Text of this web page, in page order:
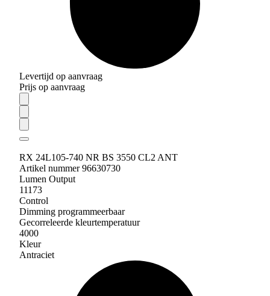
Levertijd op aanvraag
Prijs op aanvraag
RX 24L105-740 NR BS 3550 CL2 ANT
Artikel nummer 96630730
Lumen Output
11173
Control
Dimming programmeerbaar
Gecorreleerde kleurtemperatuur
4000
Kleur
Antraciet